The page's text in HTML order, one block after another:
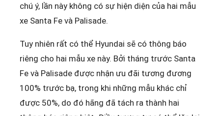
chú ý, lần này không có sự hiện diện của hai mẫu
xe Santa Fe và Palisade.
Tuy nhiên rất có thể Hyundai sẽ có thông báo
riêng cho hai mẫu xe này. Bởi tháng trước Santa
Fe và Palisade được nhận ưu đãi tương đương
100% trước bạ, trong khi những mẫu khác chỉ
được 50%, do đó hãng đã tách ra thành hai